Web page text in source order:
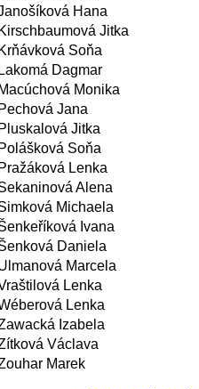
Hana
Kirschbaumová Jitka
Krňávková Soňa
Lakomá Dagmar
Macúchová Monika
Pechová Jana
Pluskalová Jitka
Polášková Soňa
Pražáková Lenka
Alena
Michaela
Ivana
Daniela
Marcela
Lenka
Lenka
Izabela
Václava
Marek